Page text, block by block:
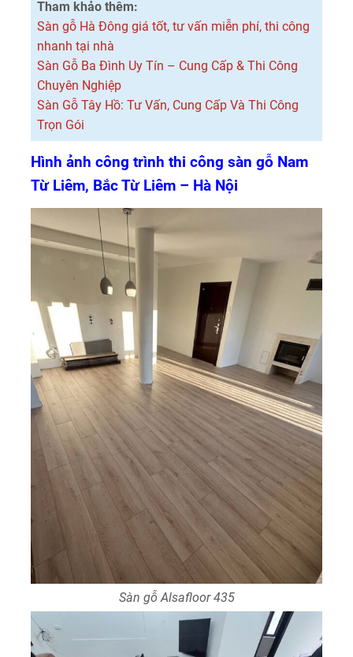
Tham khảo thêm:
Sàn gỗ Hà Đông giá tốt, tư vấn miễn phí, thi công
nhanh tại nhà
Sàn Gỗ Ba Đình Uy Tín – Cung Cấp & Thi Công
Chuyên Nghiệp
Sàn Gỗ Tây Hồ: Tư Vấn, Cung Cấp Và Thi Công
Trọn Gói
Hình ảnh công trình thi công sàn gỗ Nam
Từ Liêm, Bắc Từ Liêm – Hà Nội
Sàn gỗ Alsafloor 435